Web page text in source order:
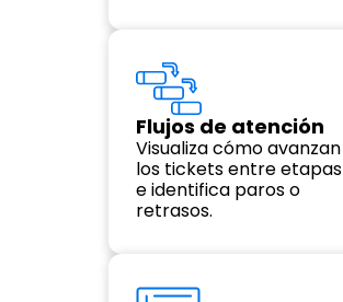
Flujos de atención
Visualiza cómo avanzan
los tickets entre etapas
e identifica paros o
retrasos.